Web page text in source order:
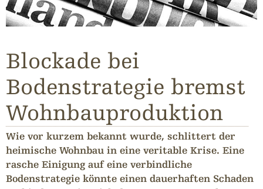
Blockade bei
Bodenstrategie bremst
Wohnbauproduktion
Wie vor kurzem bekannt wurde, schlittert der
heimische Wohnbau in eine veritable Krise. Eine
rasche Einigung auf eine verbindliche
Bodenstrategie könnte einen dauerhaften Schaden